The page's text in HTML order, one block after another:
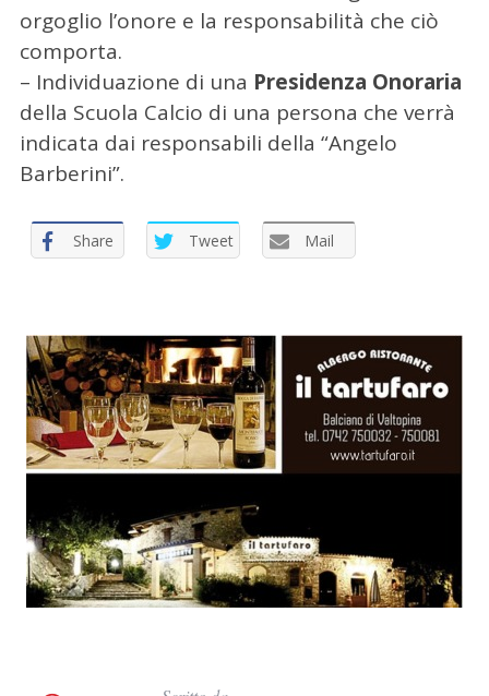
orgoglio l’onore e la responsabilità che ciò
comporta.
– Individuazione di una Presidenza Onoraria
della Scuola Calcio di una persona che verrà
indicata dai responsabili della “Angelo
Barberini”.
Share Tweet Mail